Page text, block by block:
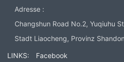
Adresse :
Changshun Road No.2, Yuqiuhu
Stadt Liaocheng, Provinz
LINKS: Facebook